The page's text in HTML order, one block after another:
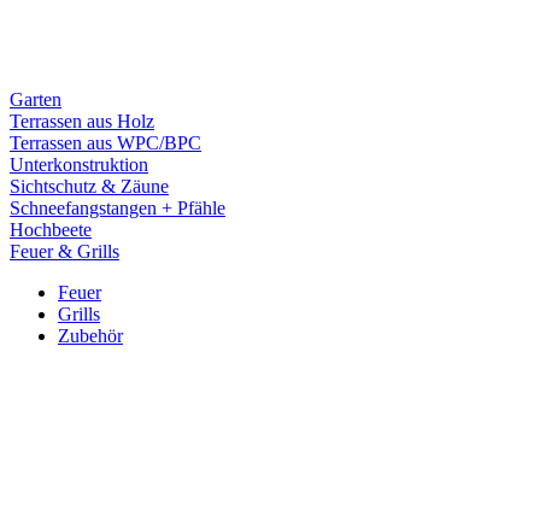
Garten
Terrassen aus Holz
Terrassen aus WPC/BPC
Unterkonstruktion
Sichtschutz & Zäune
Schneefangstangen + Pfähle
Hochbeete
Feuer & Grills
Feuer
Grills
Zubehör